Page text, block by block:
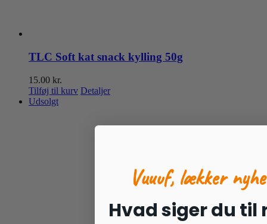
TLC Soft kat snack kylling 50g
15.00 kr.
Tilføj til kurv Detaljer
Udsolgt
Vuuuf, lækker
Hvad siger du til